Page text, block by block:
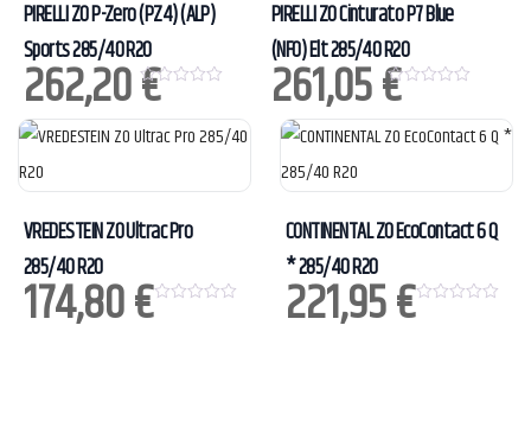
PIRELLI ZO P-Zero (PZ4) (ALP)
Sports 285/40 R20
262,20€
0
u
t
PIRELLI ZO Cinturato P7 Blue
(NF0) Elt 285/40 R20
261,05€
0
u
t
VREDESTEIN ZO Ultrac Pro
285/40 R20
174,80€0
CONTINENTAL ZO EcoContact 6 Q
* 285/40 R20
221,95€0